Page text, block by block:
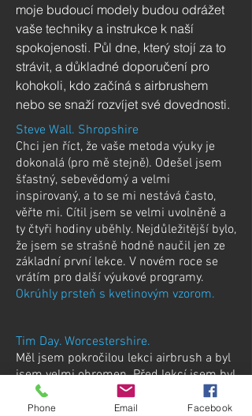
moje budoucí modely budou odrážet
vaše techniky a instrukce k naší
spokojenosti. Půl dne, který stojí za to
strávit, a důkladné doporučení pro
kohokoli, kdo začíná s airbrushem
nebo se snaží rozvíjet své dovednosti.
Steve Wall. Shropshire
Chci jen říct, že vaše metoda výuky je
dokonalá (pro mě stejně). Odešel jsem
šťastný, sebevědomý a velmi
inspirovaný, a to se mi nestává často,
věřte mi. Cítil jsem se velmi uvolněně a
ty čtyři hodiny uběhly. Nejdůležitější bylo,
že jsem se strašně hodně naučil jen ze
základní první lekce. V novém roce se
vrátím pro další výukové programy.
Okrúhly prsteň s kvetinovým vzorom.
Tim Day. Worcestershire.
Měl jsem pokročilou lekci airbrush a byl
jsem velmi ohromen. Před lekcí jsem byl
s Jayem několik týdnů v kontaktu, abych
s ním probral, co z toho chci. Lekce byla
Phone Email Facebook